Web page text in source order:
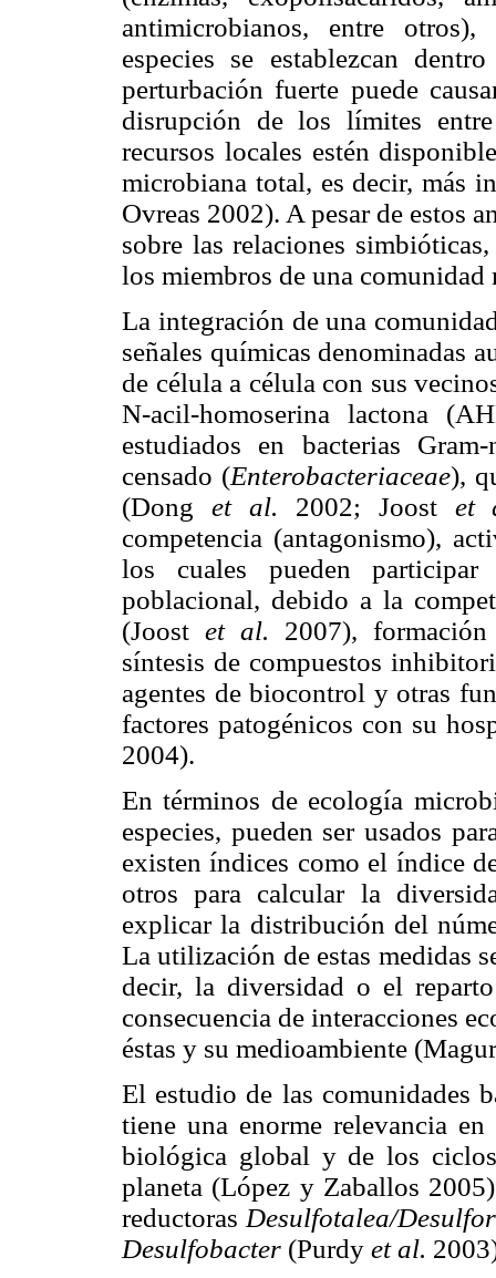
antimicrobianos, entre
especies se establezcan
perturbación fuerte puede
disrupción de los límites
recursos locales estén
microbiana total, es decir, más
Ovreas 2002). A pesar de estos
sobre las relaciones
los miembros de una
La integración de una
señales químicas denominadas
de célula a célula con sus
N-acil-homoserina lactona
estudiados en bacterias
censado (Enterobacteriaceae),
(Dong et al. 2002; Joost et
competencia (antagonismo),
los cuales pueden
poblacional, debido a la
(Joost et al. 2007),
síntesis de compuestos
agentes de biocontrol y otras
factores patogénicos con su
2004).
En términos de ecología
especies, pueden ser usados
existen índices como el índice
otros para calcular la
explicar la distribución del
La utilización de estas medidas
decir, la diversidad o el
consecuencia de interacciones
éstas y su medioambiente
El estudio de las comunidades
tiene una enorme relevancia
biológica global y de los
planeta (López y Zaballos
reductoras Desulfotalea/
Desulfobacter (Purdy et al.